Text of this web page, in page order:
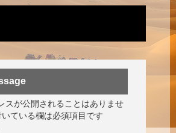
スが公開されることはありませ
ている欄は必須項目です